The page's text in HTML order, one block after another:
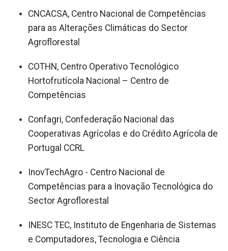
CNCACSA, Centro Nacional de Competências
para as Alterações Climáticas do Sector
Agroflorestal
COTHN, Centro Operativo Tecnológico
Hortofrutícola Nacional – Centro de
Competências
Confagri, Confederação Nacional das
Cooperativas Agrícolas e do Crédito Agrícola de
Portugal CCRL
InovTechAgro - Centro Nacional de
Competências para a Inovação Tecnológica do
Sector Agroflorestal
INESC TEC, Instituto de Engenharia de Sistemas
e Computadores, Tecnologia e Ciência